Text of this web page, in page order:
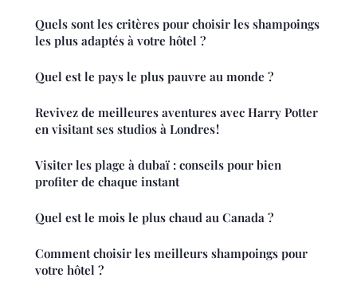
Quels sont les critères pour choisir les shampoings
les plus adaptés à votre hôtel ?
Quel est le pays le plus pauvre au monde ?
Revivez de meilleures aventures avec Harry Potter
en visitant ses studios à Londres !
Visiter les plage à dubaï : conseils pour bien
profiter de chaque instant
Quel est le mois le plus chaud au Canada ?
Comment choisir les meilleurs shampoings pour
votre hôtel ?